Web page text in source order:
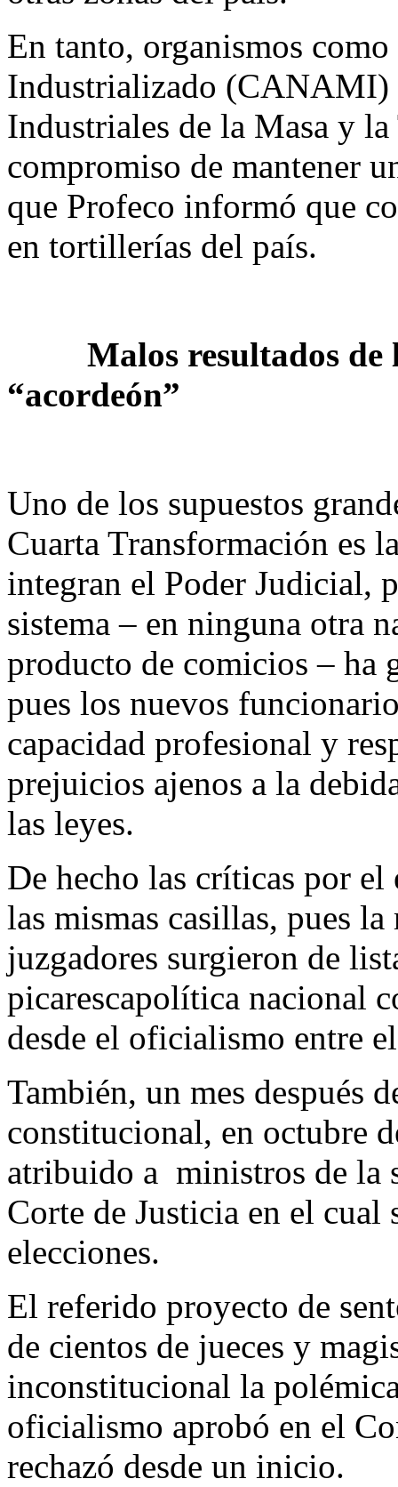
En tanto, organismos
Industrializado (CANAMI)
Industriales de la Masa y
compromiso de mantener
que Profeco informó que
en tortillerías del país.
Malos resultados de
“acordeón”
Uno de los supuestos
Cuarta Transformación es
integran el Poder Judicial,
sistema – en ninguna otra
producto de comicios – ha
pues los nuevos
capacidad profesional y
prejuicios ajenos a la
las leyes.
De hecho las críticas por el
las mismas casillas, pues
juzgadores surgieron de
picarescapolítica nacional
desde el oficialismo entre
También, un mes después
constitucional, en octubre
atribuido a ministros de la
Corte de Justicia en el cual
elecciones.
El referido proyecto de
de cientos de jueces y
inconstitucional la
oficialismo aprobó en el
rechazó desde un inicio.